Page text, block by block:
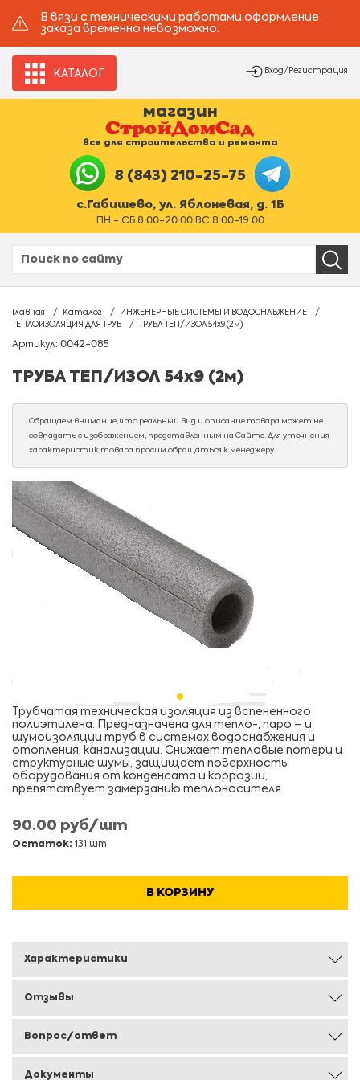
В вязи с техническими работами оформление
заказа временно невозможно.
КАТАЛОГ Вход/Регистрация
магазин
все для строительства и ремонта
8 (843) 210-25-75
с.Габишево, ул. Яблоневая, д. 1Б
ПН - СБ 8:00-20:00 ВС 8:00-19:00
Главная Каталог
ИНЖЕНЕРНЫЕ СИСТЕМЫ И ВОДОСНАБЖЕНИЕ
ТЕПЛОИЗОЛЯЦИЯ ДЛЯ ТРУБ
ТРУБА ТЕП/ИЗОЛ 54х9 (2м)
Артикул: 0042-085
ТРУБА ТЕП/ИЗОЛ 54х9 (2м)
Обращаем внимание, что реальный вид и описание товара может не
совпадать с изображением, представленным на Сайте. Для уточнения
характеристик товара просим обращаться к менеджеру
Трубчатая техническая изоляция из вспененного
полиэтилена. Предназначена для тепло-, паро – и
шумоизоляции труб в системах водоснабжения и
отопления, канализации. Снижает тепловые потери и
структурные шумы, защищает поверхность
оборудования от конденсата и коррозии,
препятствует замерзанию теплоносителя.
90.00 руб/шт
Остаток: 131 шт
В КОРЗИНУ
Характеристики
Отзывы
Вопрос/ответ
Документы